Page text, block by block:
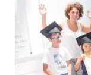
비행 동반자